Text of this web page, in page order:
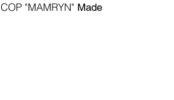
COP "MAMRYN" Made